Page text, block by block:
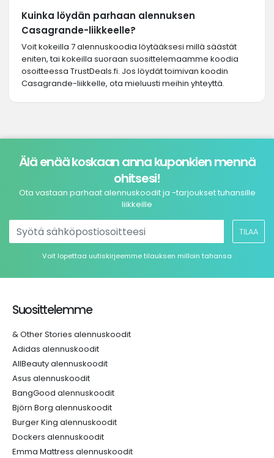
Kuinka löydän parhaan alennuksen
Casagrande-liikkeelle?
Voit kokeilla 7 alennuskoodia löytääksesi millä säästät
eniten, tai kokeilla suoraan suosittelemaamme koodia
osoitteessa TrustDeals.fi. Jos löydät toimivan koodin
Casagrande-liikkelle, ota mieluusti meihin yhteyttä.
Älä enää koskaan anna kuponkien mennä
ohitsesi!
Ota vastaan parhaat alennuskoodit ja -tarjoukset tuhansille
liikkeille
TILAA
Voit lopettaa uutiskirjeemme tilauksen milloin tahansa
Suosittelemme
& Other Stories alennuskoodit
Adidas alennuskoodit
AllBeauty alennuskoodit
Asus alennuskoodit
BangGood alennuskoodit
Björn Borg alennuskoodit
Burger King alennuskoodit
Dockers alennuskoodit
Emma Mattress alennuskoodit